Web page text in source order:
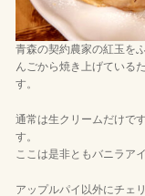
青森の契約農家の紅玉を
んごから焼き上げている
す。
通常は生クリームだけで
す。
ここは是非ともバニラア
アップルパイ以外にチェ